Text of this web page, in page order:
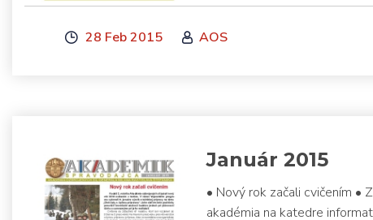
28 Feb 2015 AOS
Január 2015
• Nový rok začali cvičením •
akadémia na katedre